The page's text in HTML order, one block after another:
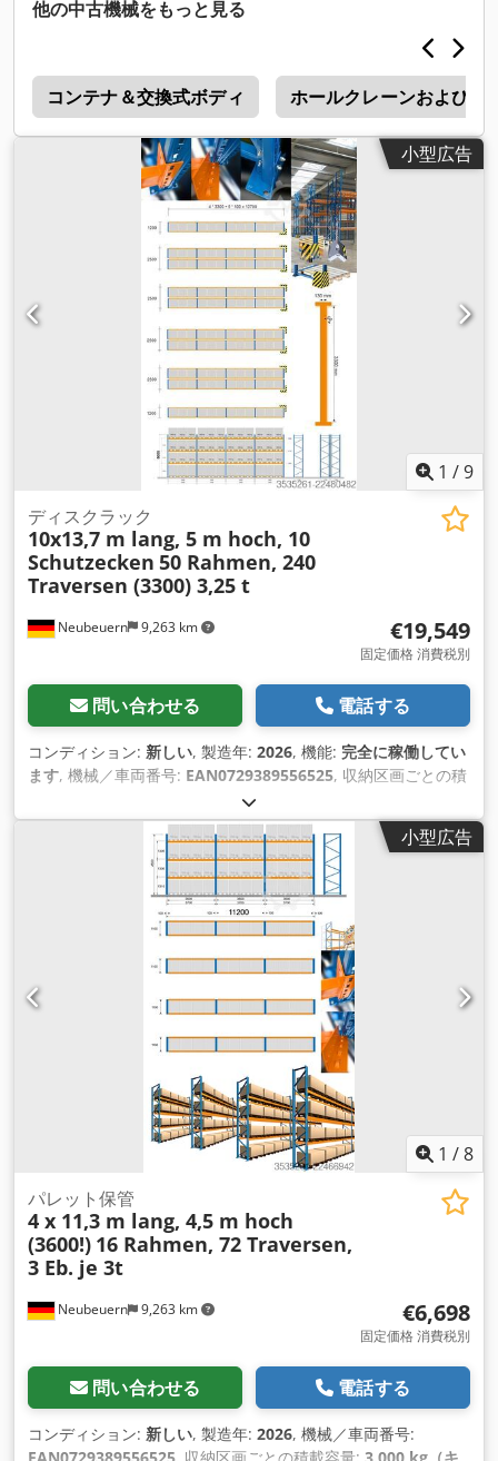
他の中古機械をもっと見る
コンテナ＆交換式ボディ ホールクレーンおよび倉
小型広告
1 /9
Neubeuern 9,263 km
ディスクラック
10x13,7 m lang, 5 m hoch, 10
Schutzecken 50 Rahmen, 240
Traversen (3300) 3,25 t
€19,549
固定価格 消費税別
問い合わせる 電話する
コンディション: 新しい, 製造年: 2026, 機能: 完全に稼働してい
ます, 機械／車両番号: EAN0729389556525, 収納区画ごとの積
3,250 kg（キログラム）
対あたりの最大荷重:3,250 kg（キログラム）, 棚の列数:10,
5,000 mm, クリアスパン: 3,300 mm , フレーム
, 棚の高さ:5,000 mm, 棚の長さ:
3,300 mm,
小型広告
1 /8
Neubeuern 9,263 km
パレット保管
4 x 11,3 m lang, 4,5 m hoch
(3600!) 16 Rahmen, 72 Traversen,
3 Eb. je 3t
€6,698
固定価格 消費税別
問い合わせる 電話する
コンディション: 新しい, 製造年: 2026, 機械／車両番号: